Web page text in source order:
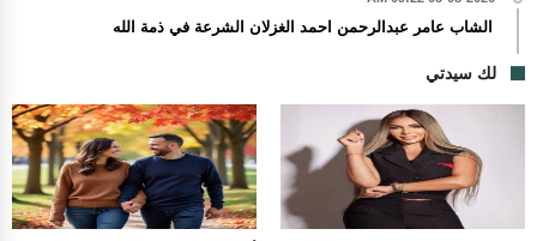
الشاب عامر عبدالرحمن احمد الغزلان الشرعة في ذمة الله
لك سيدتي